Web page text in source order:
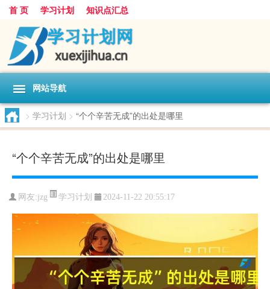
首 页 学习计划 知识点汇总
网站导航
> 学习计划 > “个个辛苦无成”的出处是哪里
“个个辛苦无成”的出处是哪里
网友:jzg 学习计划 2024-11-22 20:55:17